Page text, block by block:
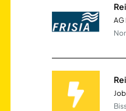
AG